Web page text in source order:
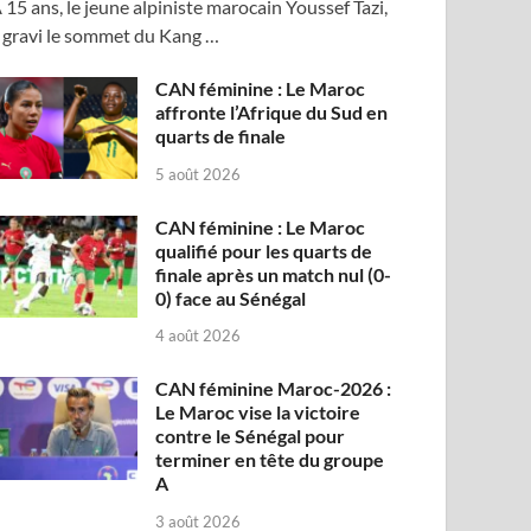
15 ans, le jeune alpiniste marocain Youssef Tazi,
gravi le sommet du Kang …
CAN féminine : Le Maroc
affronte l’Afrique du Sud en
quarts de finale
5 août 2026
CAN féminine : Le Maroc
qualifié pour les quarts de
finale après un match nul (0-
0) face au Sénégal
4 août 2026
CAN féminine Maroc-2026 :
Le Maroc vise la victoire
contre le Sénégal pour
terminer en tête du groupe
A
3 août 2026